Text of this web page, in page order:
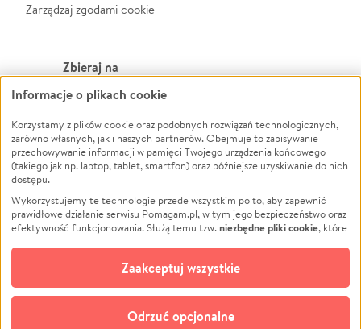
Zarządzaj zgodami cookie
Zbieraj na
Leczenie
Zwierzęta
Pożar
Ukraina
Pomoc Finansowa
Projekty
Pogrzeb
Społeczność lokalna
Kultura
Powódź
Wichura
NGO
Edukacja
Podróż
Impreza
Ochrona środowiska
Biznes
Informacje o plikach cookie
Korzystamy z plików cookie oraz podobnych rozwiązań technologicznych,
zarówno własnych, jak i naszych partnerów. Obejmuje to zapisywanie i
przechowywanie informacji w pamięci Twojego urządzenia końcowego
(takiego jak np. laptop, tablet, smartfon) oraz późniejsze uzyskiwanie do nich
dostępu.
Wykorzystujemy te technologie przede wszystkim po to, aby zapewnić
prawidłowe działanie serwisu Pomagam.pl, w tym jego bezpieczeństwo oraz
efektywność funkcjonowania. Służą temu tzw.niezbędne pliki cookie, które
opcjonalnych plików cookie
technologii do celów analitycznych i retargetingowych. Możesz wyrazić
zgodę na ich stosowanie lub jej odmówić. W dowolnym momencie masz
możliwość zmiany swoich preferencji na stronie „Zarządzaj zgodami cookie”,
do której link znajdziesz w stopce serwisu Pomagam.pl. Opcjonalne pliki
Odrzuć opcjonalne
Zaakceptuj wszystkie